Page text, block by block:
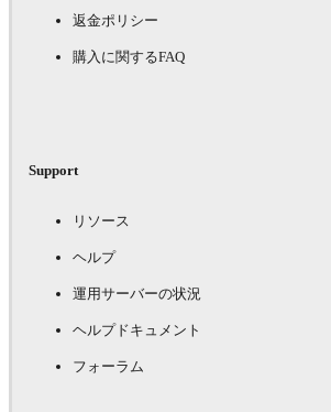
返金ポリシー
購入に関するFAQ
Support
リソース
ヘルプ
運用サーバーの状況
ヘルプドキュメント
フォーラム